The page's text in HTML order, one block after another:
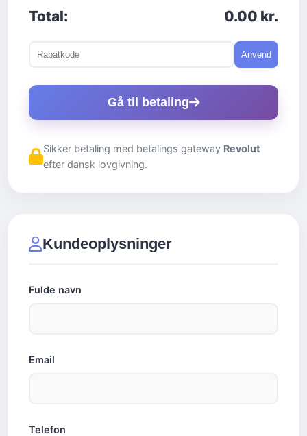
Kundeoplysninger
Fulde navn
Email
Telefon
Total: 0.00 kr.
Anvend
Gå til betaling
Sikker betaling med betalings gateway Revolut
efter dansk lovgivning.